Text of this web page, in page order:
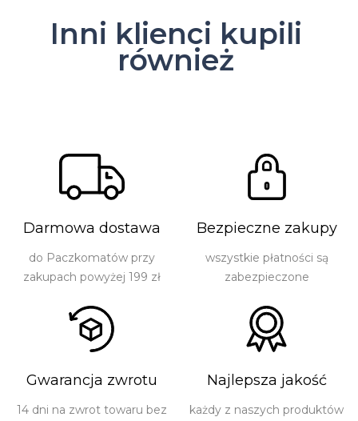
Inni klienci kupili
również
Darmowa dostawa
do Paczkomatów przy
zakupach powyżej 199 zł
Bezpieczne zakupy
wszystkie płatności są
zabezpieczone
Gwarancja zwrotu
14 dni na zwrot towaru bez
Najlepsza jakość
każdy z naszych produktów